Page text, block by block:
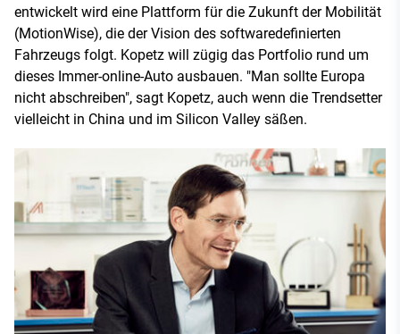
entwickelt wird eine Plattform für die Zukunft der Mobilität
(MotionWise), die der Vision des softwaredefinierten
Fahrzeugs folgt. Kopetz will zügig das Portfolio rund um
dieses Immer-online-Auto ausbauen. "Man sollte Europa
nicht abschreiben", sagt Kopetz, auch wenn die Trendsetter
vielleicht in China und im Silicon Valley säßen.